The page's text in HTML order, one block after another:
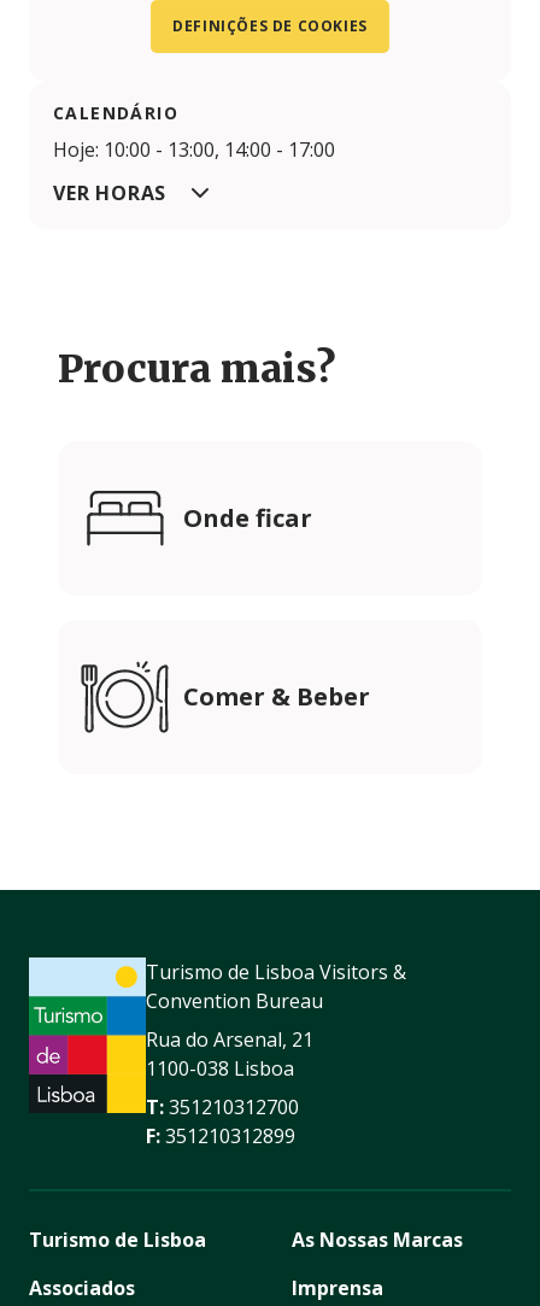
DEFINIÇÕES DE COOKIES
CALENDÁRIO
Hoje: 10:00 - 13:00, 14:00 - 17:00
VER HORAS
Procura mais?
Onde ficar
Comer & Beber
Turismo de Lisboa Visitors &
Convention Bureau
Rua do Arsenal, 21
1100-038 Lisboa
T:351210312700
F:351210312899
Turismo de Lisboa
Associados
As Nossas Marcas
Imprensa